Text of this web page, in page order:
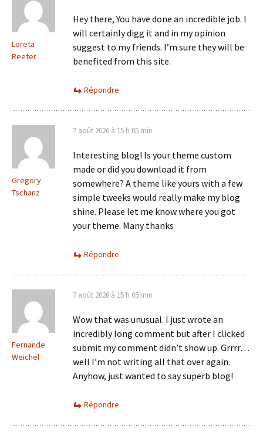
Loreta
Reeter
Hey there, You have done an incredible job. I
will certainly digg it and in my opinion
suggest to my friends. I’m sure they will be
benefited from this site.
Répondre
Gregory
Tschanz
7 août 2026 à 15 h 05 min
Interesting blog! Is your theme custom
made or did you download it from
somewhere? A theme like yours with a few
simple tweeks would really make my blog
shine. Please let me know where you got
your theme. Many thanks
Répondre
Fernande
Weichel
7 août 2026 à 15 h 05 min
Wow that was unusual. I just wrote an
incredibly long comment but after I clicked
submit my comment didn’t show up. Grrrr…
well I’m not writing all that over again.
Anyhow, just wanted to say superb blog!
Répondre